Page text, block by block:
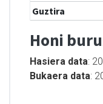
Guztira
Honi
Hasiera data:
Bukaera data: